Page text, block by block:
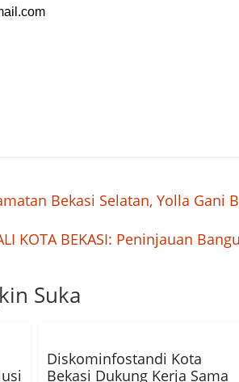
Bekasi Selatan, Yolla Gani
KOTA BEKASI: Peninjauan
Suka
Diskominfostandi Kota
Bekasi Dukung Kerja Sama